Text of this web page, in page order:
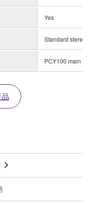
Yes
Standard stereo
PCY100 main